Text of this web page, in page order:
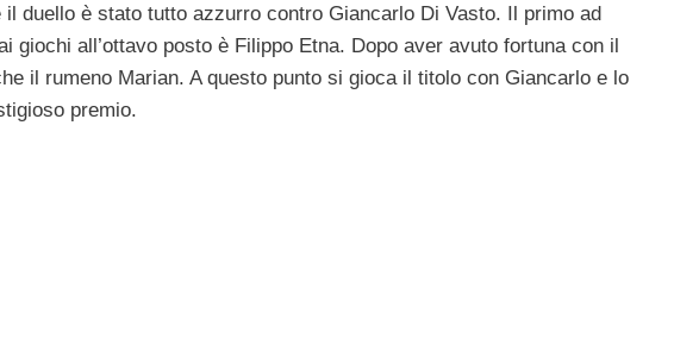
il duello è stato tutto azzurro contro Giancarlo Di Vasto. Il primo ad
giochi all’ottavo posto è Filippo Etna. Dopo aver avuto fortuna con il
il rumeno Marian. A questo punto si gioca il titolo con Giancarlo e lo
premio.